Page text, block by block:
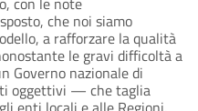
che noi siamo
a rafforzare la qualità
le gravi difficoltà a
Governo nazionale di
oggettivi — che taglia